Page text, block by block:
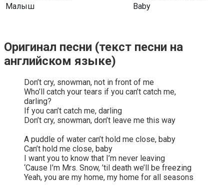
Малыш
Baby
Оригинал песни (текст песни на
английском языке)
Don’t cry, snowman, not in front of me
Who’ll catch your tears if you can’t catch me,
darling?
If you can’t catch me, darling
Don’t cry, snowman, don’t leave me this way
A puddle of water can’t hold me close, baby
Can’t hold me close, baby
I want you to know that I’m never leaving
‘Cause I’m Mrs. Snow, ’til death we’ll be freezing
Yeah, you are my home, my home for all seasons